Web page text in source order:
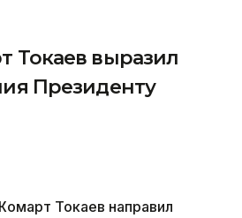
Токаев выразил
Президенту
Токаев направил